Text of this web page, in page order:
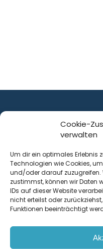
Cookie-
verwalten
Um dir ein optimales Erlebnis
Technologien wie Cookies,
und/oder darauf zuzugreifen.
zustimmst, können wir Daten
IDs auf dieser Website
nicht erteilst oder
Funktionen beeinträchtigt
ist ein
Krenn
4050